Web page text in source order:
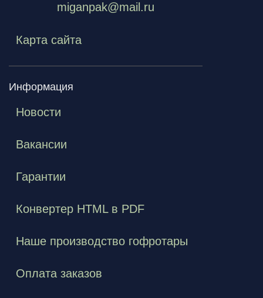
miganpak@mail.ru
Карта сайта
Информация
Новости
Вакансии
Гарантии
Конвертер HTML в PDF
Наше производство гофротары
Оплата заказов